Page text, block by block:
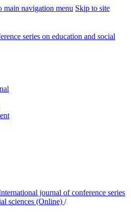
main navigation menu Skip to site
series on education and social
journal of conference series
sciences (Online) /